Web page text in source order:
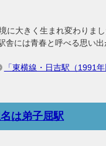
に大きく生まれ変わりま
には青春と呼べる思い出
「東横線・日吉駅（1991
は弟子屈駅